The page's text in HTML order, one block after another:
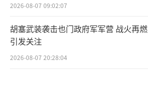
2026-08-07 09:02:07
胡塞武装袭击也门政府军军营 战火再燃
引发关注
2026-08-07 20:28:04